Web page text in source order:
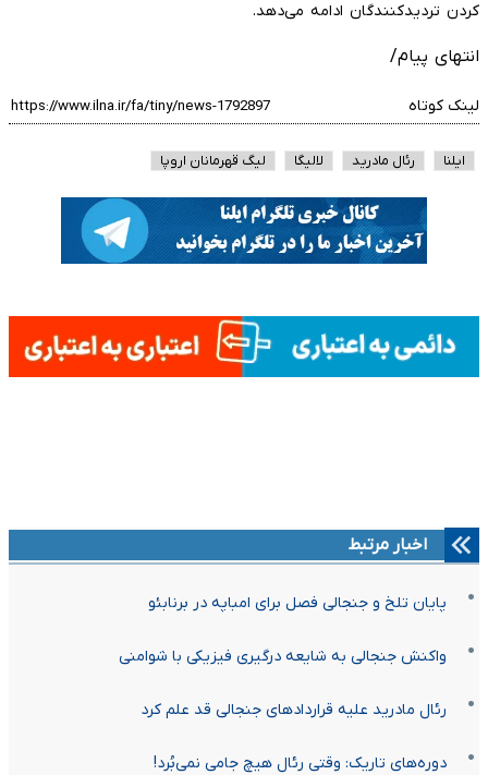
کردن تردیدکنندگان ادامه می‌دهد.
انتهای پیام/
لینک کوتاه
ایلنا رئال مادرید لالیگا لیگ قهرمانان اروپا
اخبار مرتبط
پایان تلخ و جنجالی فصل برای امباپه در برنابئو
واکنش جنجالی به شایعه درگیری فیزیکی با شوامنی
رئال مادرید علیه قراردادهای جنجالی قد علم کرد
دوره‌های تاریک: وقتی رئال هیچ جامی نمی‌بُرد!